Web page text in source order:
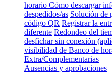
horario Cómo descargar
despedidos/as Solución de
código QR Registrar la
diferente Redondeo del
desfichar sin conexión
visibilidad de Banco de
Extra/Complementarias
Ausencias y aprobaciones